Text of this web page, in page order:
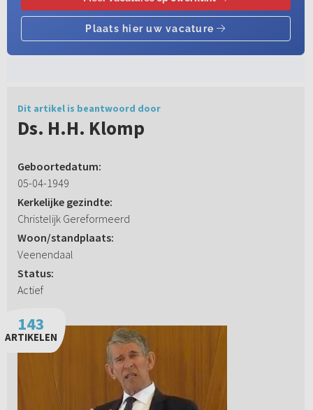
Dit artikel is beantwoord door
Ds. H.H. Klomp
Geboortedatum:
05-04-1949
Kerkelijke gezindte:
Christelijk Gereformeerd
Woon/standplaats:
Veenendaal
Status:
Actief
143
ARTIKELEN